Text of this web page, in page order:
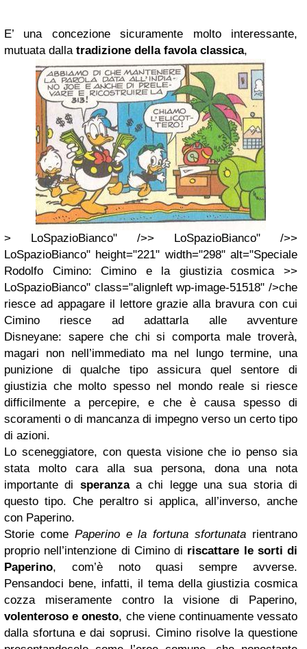
E’ una concezione sicuramente molto interessante,
mutuata dalla tradizione della favola classica,
> LoSpazioBianco" />> LoSpazioBianco" />>
LoSpazioBianco" height="221" width="298" alt="Speciale
Rodolfo Cimino: Cimino e la giustizia cosmica >>
LoSpazioBianco" class="alignleft wp-image-51518" />che
riesce ad appagare il lettore grazie alla bravura con cui
Cimino riesce ad adattarla alle avventure
Disneyane: sapere che chi si comporta male troverà,
magari non nell’immediato ma nel lungo termine, una
punizione di qualche tipo assicura quel sentore di
giustizia che molto spesso nel mondo reale si riesce
difficilmente a percepire, e che è causa spesso di
scoramenti o di mancanza di impegno verso un certo tipo
di azioni.
Lo sceneggiatore, con questa visione che io penso sia
stata molto cara alla sua persona, dona una nota
importante di speranzaa chi legge una sua storia di
questo tipo. Che peraltro si applica, all’inverso, anche
con Paperino.
Storie come Paperino e la fortuna sfortunata rientrano
proprio nell’intenzione di Cimino di riscattare le sorti di
Paperino, com’è noto quasi sempre avverse.
Pensandoci bene, infatti, il tema della giustizia cosmica
cozza miseramente contro la visione di Paperino,
volenteroso e onesto, che viene continuamente vessato
dalla sfortuna e dai soprusi. Cimino risolve la questione